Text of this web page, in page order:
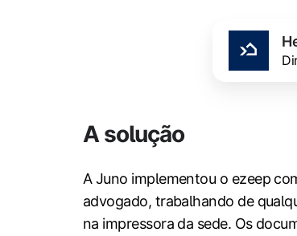
A solução
A Juno implementou o ezeep
advogado, trabalhando de
na impressora da sede. Os